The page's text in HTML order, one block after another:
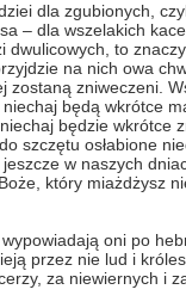
dla zgubionych,
– dla wszelakich
dwulicowych, to
na nich owa
zostaną zniweczeni.
będą wkrótce
będzie wkrótce
szczętu osłabione
w naszych
który miażdżysz
wypowiadają oni po
przez nie lud i
za niewiernych i